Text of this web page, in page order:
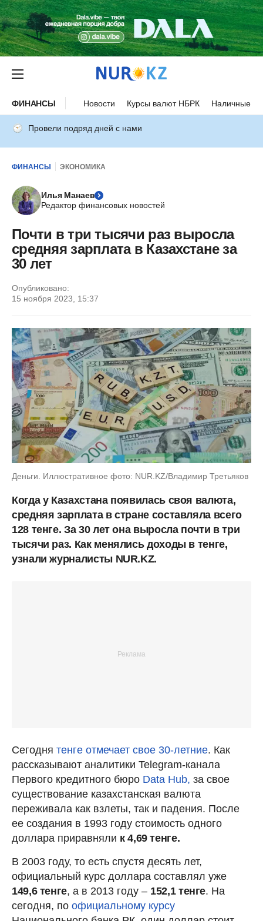
ФИНАНСЫ Новости Курсы валют НБРК Наличные
Провели подряд дней с нами
ФИНАНСЫ ЭКОНОМИКА
Илья Манаев
Редактор финансовых новостей
Почти в три тысячи раз выросла
средняя зарплата в Казахстане за
30 лет
Опубликовано:
15 ноября 2023, 15:37
Деньги. Иллюстративное фото: NUR.KZ/Владимир Третьяков
Когда у Казахстана появилась своя валюта,
средняя зарплата в стране составляла всего
128 тенге. За 30 лет она выросла почти в три
тысячи раз. Как менялись доходы в тенге,
узнали журналисты NUR.KZ.
Сегодня тенге отмечает свое 30-летние. Как
рассказывают аналитики Telegram-канала
Первого кредитного бюро Data Hub, за свое
существование казахстанская валюта
переживала как взлеты, так и падения. После
ее создания в 1993 году стоимость одного
доллара приравняли к 4,69 тенге.
В 2003 году, то есть спустя десять лет,
официальный курс доллара составлял уже
149,6 тенге, а в 2013 году – 152,1 тенге. На
сегодня, по официальному курсу